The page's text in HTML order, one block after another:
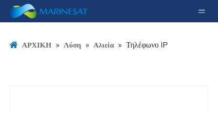
ΑΡΧΙΚΗ » Λύση » Αλιεία » Τηλέφωνο IP